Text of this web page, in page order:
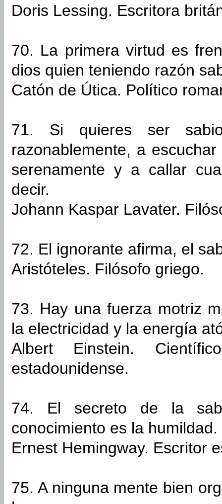
Doris Lessing. Escritora
70. La primera virtud es
dios quien teniendo razón
Catón de Útica. Político
71. Si quieres ser
razonablemente, a
serenamente y a callar
decir.
Johann Kaspar Lavater.
72. El ignorante afirma, el
Aristóteles. Filósofo griego.
73. Hay una fuerza motriz
la electricidad y la energía
Albert Einstein.
estadounidense.
74. El secreto de la
conocimiento es la humildad.
Ernest Hemingway. Escritor
75. A ninguna mente bien